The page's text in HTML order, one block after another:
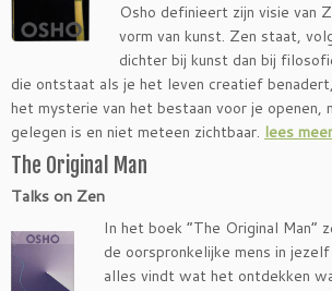
Osho definieert zijn visie van
vorm van kunst. Zen staat,
dichter bij kunst dan bij
die ontstaat als je het leven creatief
het mysterie van het bestaan voor je openen,
gelegen is en niet meteen zichtbaar. lees meer
The Original Man
Talks on Zen
In het boek “The Original Man”
de oorspronkelijke mens in
alles vindt wat het ontdekken